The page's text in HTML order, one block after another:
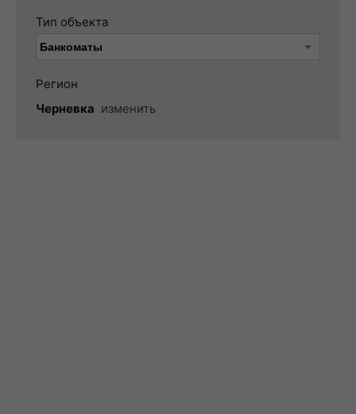
Тип объекта
Регион
Черневка изменить